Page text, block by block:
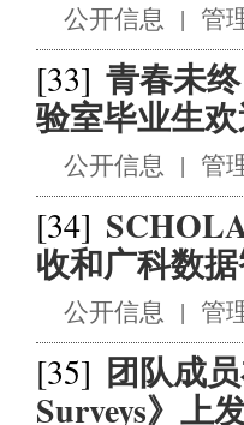
公开信息 | 管
[33] 青春未
验室毕业生
公开信息 | 管
[34]
收和广科数
公开信息 | 管
[35] 团队成
Surveys》上